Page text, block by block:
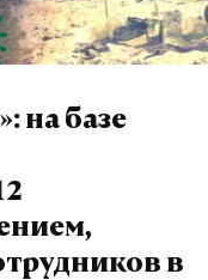
на базе
в